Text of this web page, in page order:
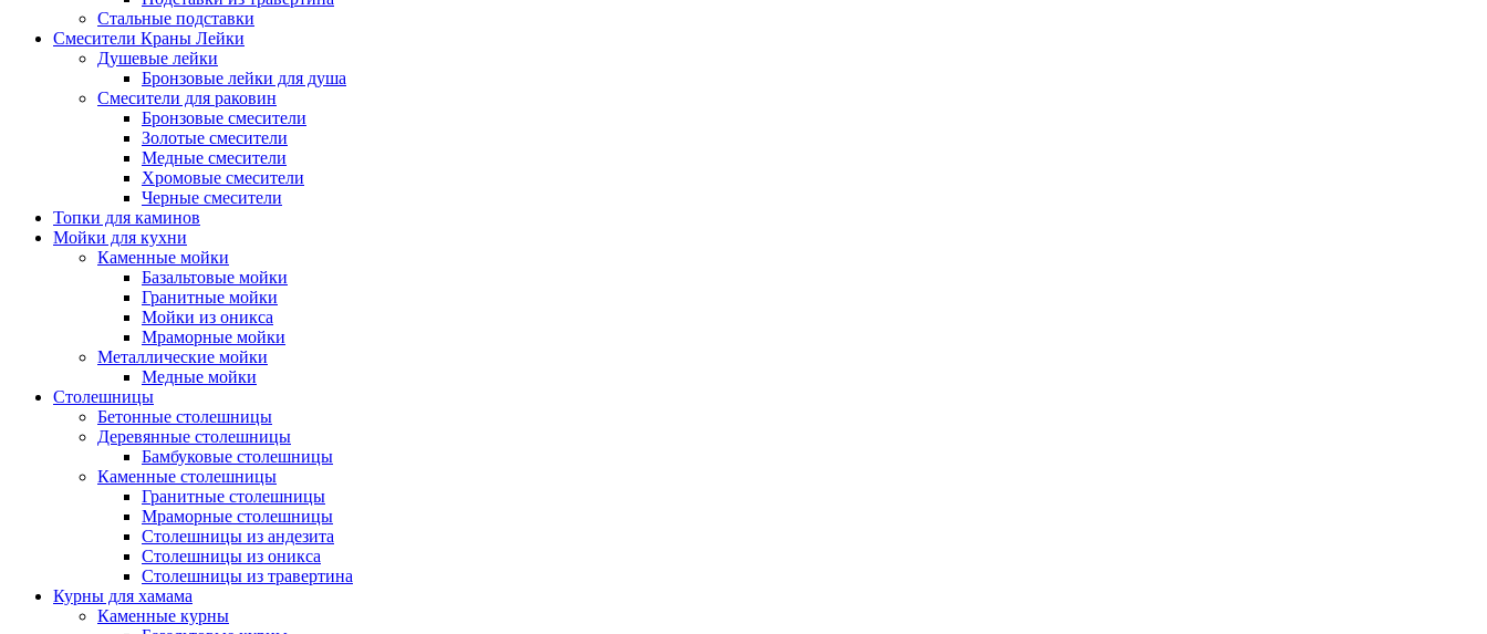
Стальные подставки
Смесители Краны Лейки
Душевые лейки
Бронзовые лейки для душа
Смесители для раковин
Бронзовые смесители
Золотые смесители
Медные смесители
Хромовые смесители
Черные смесители
Топки для каминов
Мойки для кухни
Каменные мойки
Базальтовые мойки
Гранитные мойки
Мойки из оникса
Мраморные мойки
Металлические мойки
Медные мойки
Столешницы
Бетонные столешницы
Деревянные столешницы
Бамбуковые столешницы
Каменные столешницы
Гранитные столешницы
Мраморные столешницы
Столешницы из андезита
Столешницы из оникса
Столешницы из травертина
Курны для хамама
Каменные курны